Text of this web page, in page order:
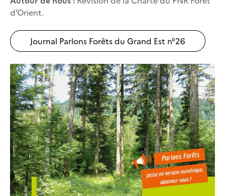
d’Orient.
Journal Parlons Forêts du Grand Est n°26